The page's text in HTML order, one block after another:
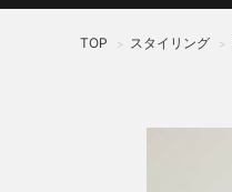
TOP > スタイリング >